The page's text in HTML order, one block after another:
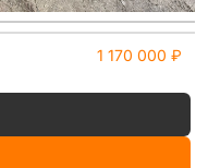
Ещё 5 фото
1 170 000 ₽